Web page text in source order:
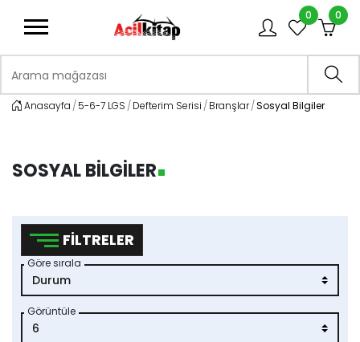
0 0
Anasayfa 5-6-7 LGS Defterim Serisi Branşlar Sosyal Bilgiler
SOSYAL BILGILER
FILTRELER
Göre sırala
Görüntüle